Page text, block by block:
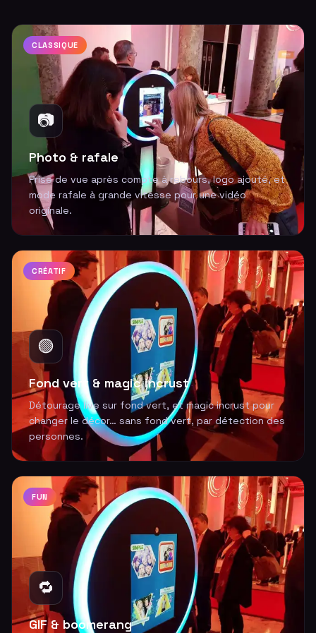
CLASSIQUE
📷
Photo & rafale
Prise de vue après compte à rebours, logo ajouté, et
mode rafale à grande vitesse pour une vidéo
originale.
CRÉATIF
🟢
Fond vert & magic incrust
Détourage live sur fond vert, et magic incrust pour
changer le décor… sans fond vert, par détection des
personnes.
FUN
🔁
GIF & boomerang